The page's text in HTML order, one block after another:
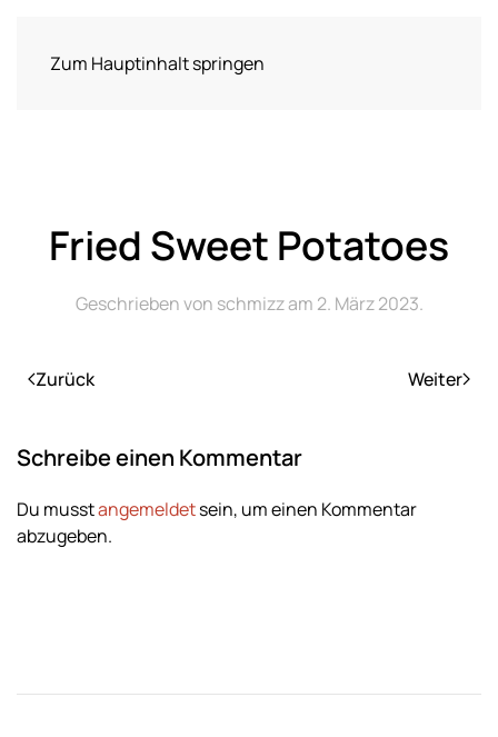
Zum Hauptinhalt springen
Fried Sweet Potatoes
Geschrieben von schmizzam 2. März 2023.
Zurück Weiter
Schreibe einen Kommentar
Du musstangemeldetsein, um einen Kommentar
abzugeben.